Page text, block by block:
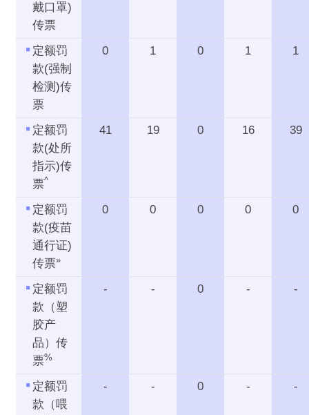
戴口罩)
传票
定额罚
款(强制
检测)传
票
0 1 0 1 1
定额罚
款(处所
指示)传
票^
41 19 0 16 39
定额罚
款(疫苗
通行证)
传票»
0 0 0 0 0
定额罚
款（塑
胶产
品）传
票%
- - 0 - -
定额罚
款（喂
- - 0 - -